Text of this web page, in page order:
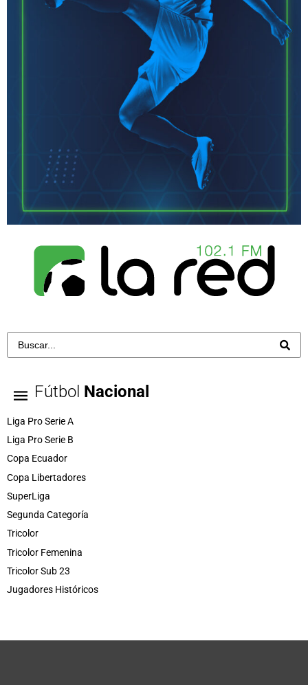
Fútbol Nacional
Liga Pro Serie A
Liga Pro Serie B
Copa Ecuador
Copa Libertadores
SuperLiga
Segunda Categoría
Tricolor
Tricolor Femenina
Tricolor Sub 23
Jugadores Históricos